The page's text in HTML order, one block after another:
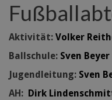
Aktivität: Volker
Ballschule: Sven Beyer
Jugendleitung: Sven
AH: Dirk